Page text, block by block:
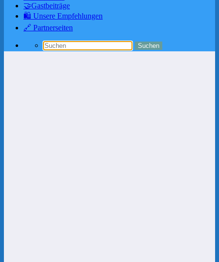
🤝Gastbeiträge
🛍️ Unsere Empfehlungen
🔗 Partnerseiten